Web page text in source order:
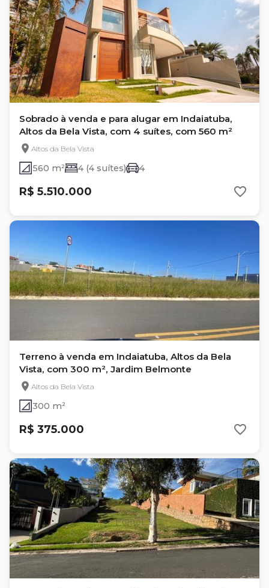
Sobrado à venda e para alugar em Indaiatuba,
Altos da Bela Vista, com 4 suítes, com 560 m²
Altos da Bela Vista
560 m² 4 (4 suítes) 4
R$ 5.510.000
Terreno à venda em Indaiatuba, Altos da Bela
Vista, com 300 m², Jardim Belmonte
Altos da Bela Vista
300 m²
R$ 375.000